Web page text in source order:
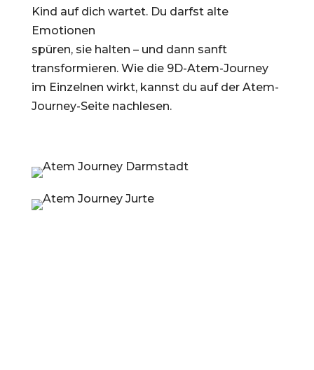
Kind auf dich wartet. Du darfst alte
Emotionen
spüren, sie halten – und dann sanft
transformieren. Wie die 9D-Atem-Journey
im Einzelnen wirkt, kannst du auf der Atem-
Journey-Seite nachlesen.